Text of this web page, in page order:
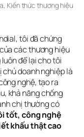
, Kiến thức thương hiệu
tôi đã chứng
các thương hiệu
để lại cho tôi
doanh nghiệp là
nghệ, tạo ra
khả năng chống
chị thường có
tốt, công nghệ
khấu thật cao